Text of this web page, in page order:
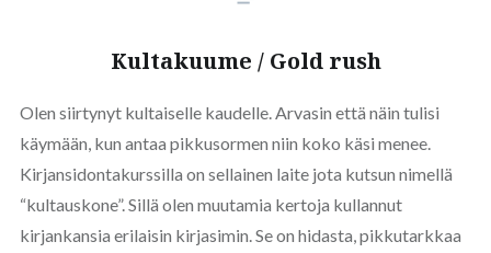
Kultakuume / Gold rush
Olen siirtynyt kultaiselle kaudelle. Arvasin että näin tulisi
käymään, kun antaa pikkusormen niin koko käsi menee.
Kirjansidontakurssilla on sellainen laite jota kutsun nimellä
“kultauskone”. Sillä olen muutamia kertoja kullannut
kirjankansia erilaisin kirjasimin. Se on hidasta, pikkutarkkaa